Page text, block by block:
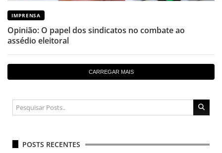
IMPRENSA
Opinião: O papel dos sindicatos no combate ao
assédio eleitoral
CARREGAR MAIS
POSTS RECENTES